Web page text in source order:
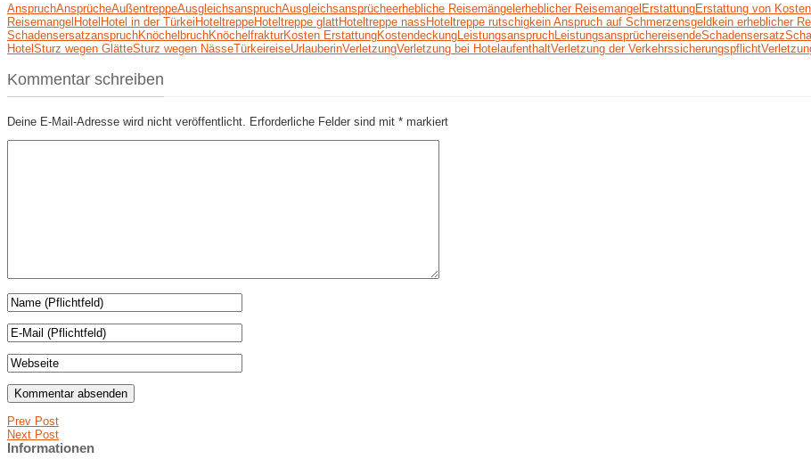
AnspruchAnsprücheAußentreppeAusgleichsanspruchAusgleichsansprücheerhebliche Reisemängelerheblicher ReisemangelErstattungErstattung von Kosten
ReisemangelHotelHotel in der TürkeiHoteltreppeHoteltreppe glattHoteltreppe nassHoteltreppe rutschigkein Anspruch auf Schmerzensgeldkein erheblicher
SchadensersatzanspruchKnöchelbruchKnöchelfrakturKosten ErstattungKostendeckungLeistungsanspruchLeistungsansprüchereisendeSchadensersatz
HotelSturz wegen GlätteSturz wegen NässeTürkeireiseUrlauberinVerletzungVerletzung bei HotelaufenthaltVerletzung der Verkehrssicherungspflicht
Kommentar schreiben
Deine E-Mail-Adresse wird nicht veröffentlicht. Erforderliche Felder sind mit * markiert
Prev Post
Next Post
Informationen